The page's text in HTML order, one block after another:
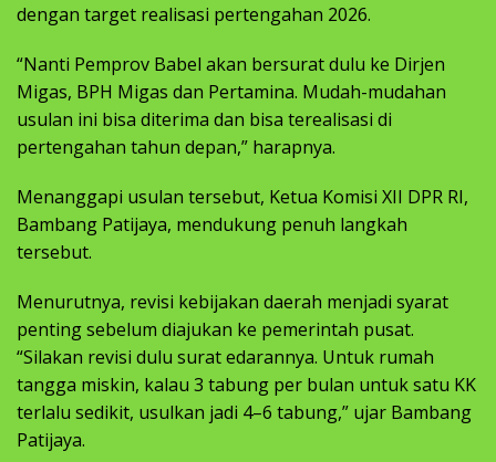
dengan target realisasi pertengahan 2026.
“Nanti Pemprov Babel akan bersurat dulu ke Dirjen
Migas, BPH Migas dan Pertamina. Mudah-mudahan
usulan ini bisa diterima dan bisa terealisasi di
pertengahan tahun depan,” harapnya.
Menanggapi usulan tersebut, Ketua Komisi XII DPR RI,
Bambang Patijaya, mendukung penuh langkah
tersebut.
Menurutnya, revisi kebijakan daerah menjadi syarat
penting sebelum diajukan ke pemerintah pusat.
“Silakan revisi dulu surat edarannya. Untuk rumah
tangga miskin, kalau 3 tabung per bulan untuk satu KK
terlalu sedikit, usulkan jadi 4–6 tabung,” ujar Bambang
Patijaya.